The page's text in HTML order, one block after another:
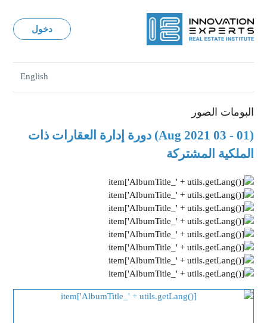
دخول
English
البومات الصور
(01 - 03 Aug 2021) دورة إدارة العقارات ذات
الملكية المشتركة